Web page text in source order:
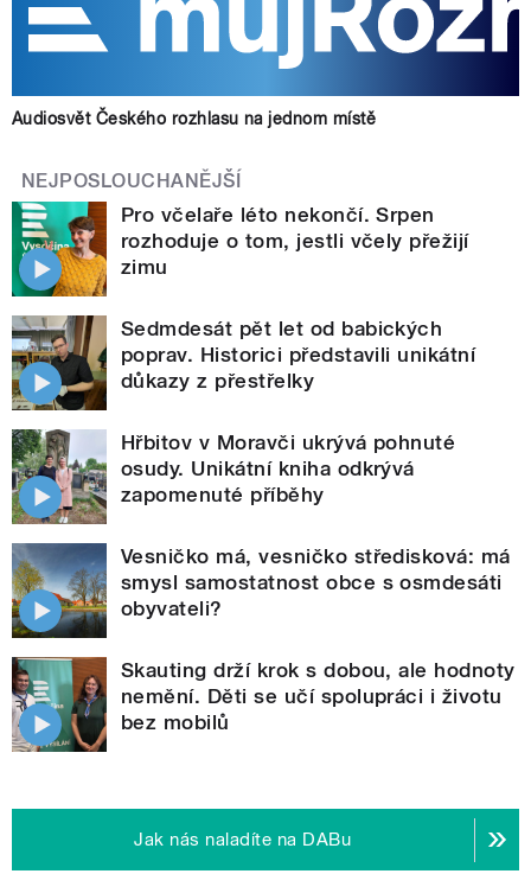
Audiosvět Českého rozhlasu na jednom místě
NEJPOSLOUCHANĚJŠÍ
Pro včelaře léto nekončí. Srpen
rozhoduje o tom, jestli včely přežijí
zimu
Sedmdesát pět let od babických
poprav. Historici představili unikátní
důkazy z přestřelky
Hřbitov v Moravči ukrývá pohnuté
osudy. Unikátní kniha odkrývá
zapomenuté příběhy
Vesničko má, vesničko středisková: má
smysl samostatnost obce s osmdesáti
obyvateli?
Skauting drží krok s dobou, ale hodnoty
nemění. Děti se učí spolupráci i životu
bez mobilů
Jak nás naladíte na DABu